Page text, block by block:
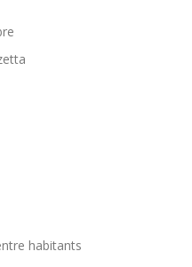
habitants